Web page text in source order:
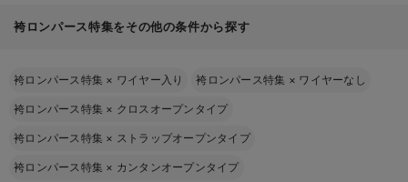
袴ロンパース特集をその他の条件から探す
袴ロンパース特集 × ワイヤー入り 袴ロンパース特集 × ワイヤーなし
袴ロンパース特集 × クロスオープンタイプ
袴ロンパース特集 × ストラップオープンタイプ
袴ロンパース特集 × カンタンオープンタイプ